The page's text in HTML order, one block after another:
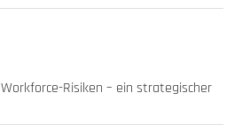
Workforce-Risiken – ein strategischer